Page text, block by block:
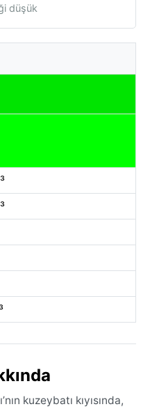
düşük
kuzeybatı kıyısında,